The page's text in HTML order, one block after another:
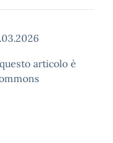
articolo è